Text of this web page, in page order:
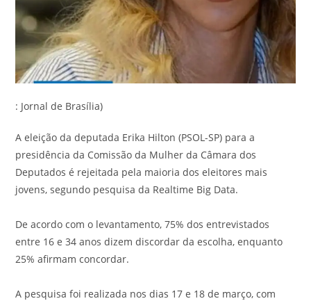
: Jornal de Brasília)⁣
A eleição da deputada Erika Hilton (PSOL-SP) para a
presidência da Comissão da Mulher da Câmara dos
Deputados é rejeitada pela maioria dos eleitores mais
jovens, segundo pesquisa da Realtime Big Data.⁣
De acordo com o levantamento, 75% dos entrevistados
entre 16 e 34 anos dizem discordar da escolha, enquanto
25% afirmam concordar.⁣
A pesquisa foi realizada nos dias 17 e 18 de março, com